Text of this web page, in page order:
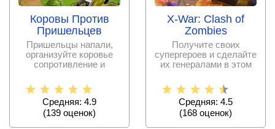
Коровы Против
Пришельцев
Пришельцы напали,
организуйте коровье
сопротивление и
инопланетных
Средняя: 4.9
(139 оценок)
X-War: Clash of
Zombies
Получите своих
супергероев и сделайте
их генералами в этом
зомби,
Средняя: 4.5
(168 оценок)